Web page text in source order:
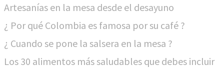
Artesanías en la mesa desde el desayuno
¿ Por qué Colombia es famosa por su café ?
¿ Cuando se pone la salsera en la mesa ?
Los 30 alimentos más saludables que debes incluir